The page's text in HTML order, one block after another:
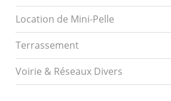
Location de Mini-Pelle
Terrassement
Voirie & Réseaux Divers